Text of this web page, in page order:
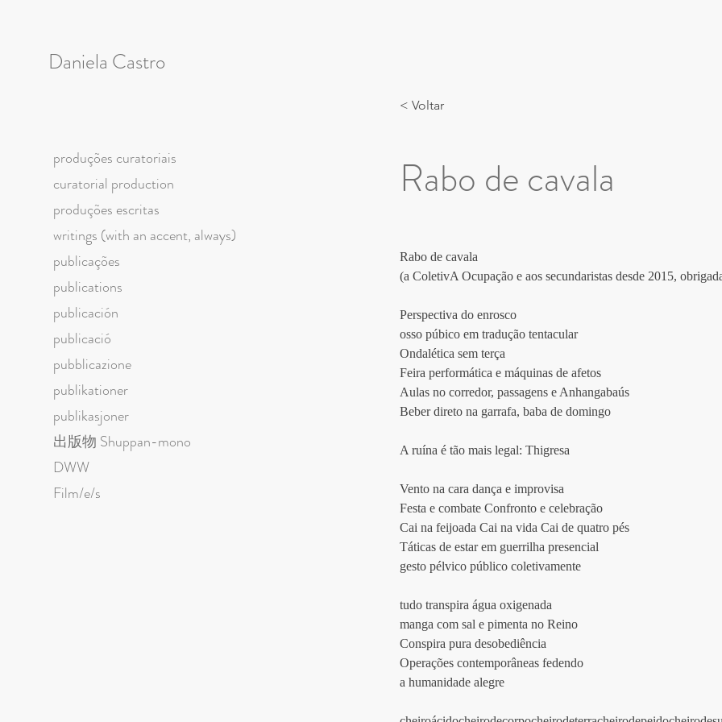
produções curatoriais
curatorial production
produções escritas
writings (with an accent, always)
publicações
publications
publicación
publicació
pubblicazione
publikationer
publikasjoner
出版物 Shuppan-mono
DWW
Film/e/s
Daniela Castro
< Voltar
Rabo de cavala
Rabo de cavala
(a ColetivA Ocupação e aos secundaristas desde 2015,
Perspectiva do enrosco
osso púbico em tradução tentacular
Ondalética sem terça
Feira performática e máquinas de afetos
Aulas no corredor, passagens e Anhangabaús
Beber direto na garrafa, baba de domingo
A ruína é tão mais legal: Thigresa
Vento na cara dança e improvisa
Festa e combate Confronto e celebração
Cai na feijoada Cai na vida Cai de quatro pés
Táticas de estar em guerrilha presencial
gesto pélvico público coletivamente
tudo transpira água oxigenada
manga com sal e pimenta no Reino
Conspira pura desobediência
Operações contemporâneas fedendo
a humanidade alegre